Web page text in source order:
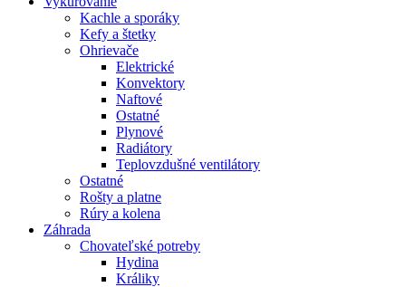
Kachle a sporáky
Kefy a štetky
Ohrievače
Elektrické
Konvektory
Naftové
Ostatné
Plynové
Radiátory
Teplovzdušné ventilátory
Ostatné
Rošty a platne
Rúry a kolena
Záhrada
Chovateľské potreby
Hydina
Králiky